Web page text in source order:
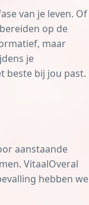
van je leven. Of
op de
maar
je
beste bij jou past.
aanstaande
VitaalOveral
hebben we